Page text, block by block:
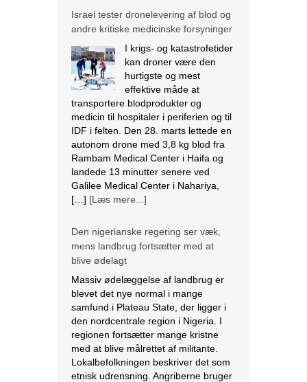
Israel tester dronelevering af blod og
andre kritiske medicinske forsyninger
I krigs- og katastrofetider
kan droner være den
hurtigste og mest
effektive måde at
transportere blodprodukter og
medicin til hospitaler i periferien og til
IDF i felten. Den 28. marts lettede en
autonom drone med 3,8 kg blod fra
Rambam Medical Center i Haifa og
landede 13 minutter senere ved
Galilee Medical Center i Nahariya,
[…] [Læs mere...]
Den nigerianske regering ser væk,
mens landbrug fortsætter med at
blive ødelagt
Massiv ødelæggelse af landbrug er
blevet det nye normal i mange
samfund i Plateau State, der ligger i
den nordcentrale region i Nigeria. I
regionen fortsætter mange kristne
med at blive målrettet af militante.
Lokalbefolkningen beskriver det som
etnisk udrensning. Angriberne bruger